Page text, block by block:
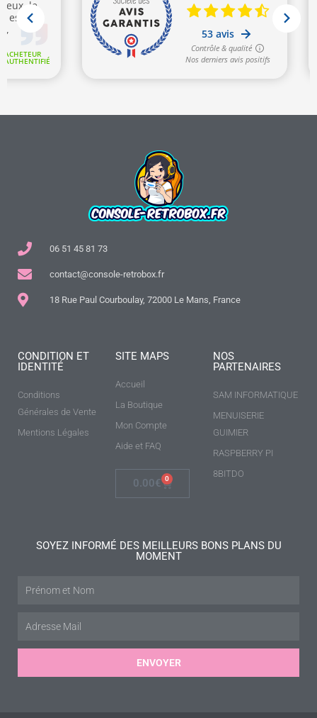
06 51 45 81 73
contact@console-retrobox.fr
18 Rue Paul Courboulay, 72000 Le Mans, France
CONDITION ET
IDENTITÉ
Conditions
Générales de Vente
Mentions Légales
SITE MAPS
Accueil
La Boutique
Mon Compte
Aide et FAQ
0.00€ 0
NOS
PARTENAIRES
SAM INFORMATIQUE
MENUISERIE
GUIMIER
RASPBERRY PI
8BITDO
SOYEZ INFORMÉ DES MEILLEURS BONS PLANS DU
MOMENT
ENVOYER